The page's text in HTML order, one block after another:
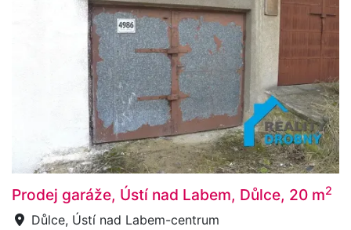
Prodej garáže, Ústí nad Labem, Důlce, 20 m2
Důlce, Ústí nad Labem-centrum